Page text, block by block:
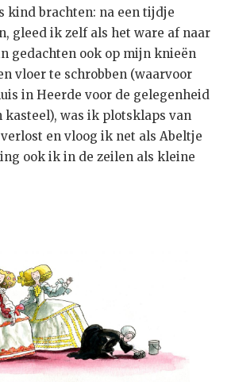
kind brachten: na een tijdje
gleed ik zelf als het ware af naar
gedachten ook op mijn knieën
vloer te schrobben (waarvoor
in Heerde voor de gelegenheid
kasteel), was ik plotsklaps van
en vloog ik net als Abeltje
ook ik in de zeilen als kleine